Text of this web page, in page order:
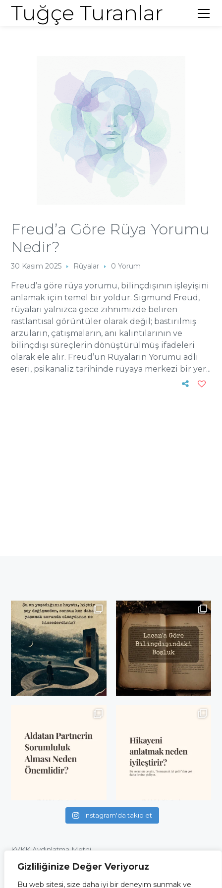
Gizliliğinize Değer Veriyoruz
Bu web sitesi, size daha iyi bir deneyim sunmak ve
Tuğçe Turanlar
Freud’a Göre Rüya Yorumu
Nedir?
30 Kasım 2025 Rüyalar 0 Yorum
Freud’a göre rüya yorumu, bilinçdışının işleyişini
anlamak için temel bir yoldur. Sigmund Freud,
rüyaları yalnızca gece zihnimizde beliren
rastlantısal görüntüler olarak değil; bastırılmış
arzuların, çatışmaların, anı kalıntılarının ve
bilinçdışı süreçlerin dönüştürülmüş ifadeleri
olarak ele alır. Freud’un Rüyaların Yorumu adlı
eseri, psikanaliz tarihinde rüyaya merkezi bir yer...
Instagram'da takip et
KVKK Aydınlatma Metni
Web Sitesi Aydınlatma Metni
Çerez Politikası